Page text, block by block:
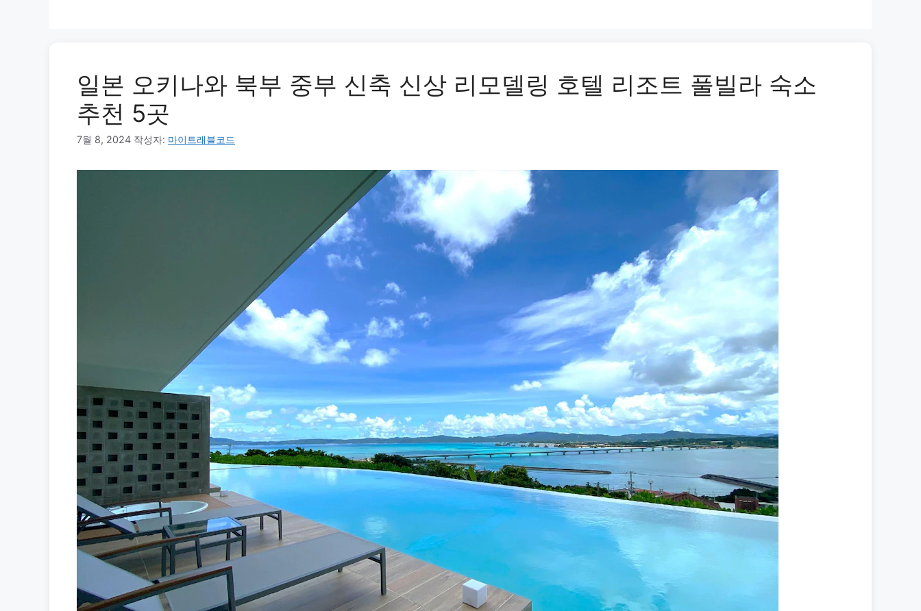
일본 오키나와 북부 중부 신축 신상 리모델링 호텔 리조트 풀빌라 숙소
추천 5곳
7월 8, 2024 작성자: 마이트래블코드